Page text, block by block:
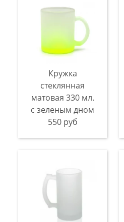
Кружка
стеклянная
матовая 330 мл.
с зеленым дном
550 руб